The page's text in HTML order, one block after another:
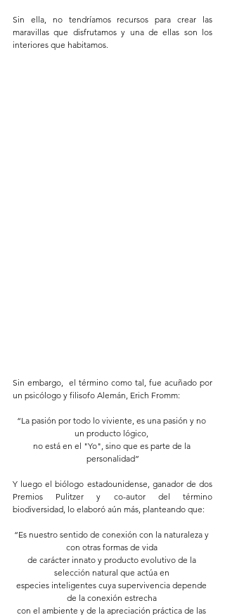
Sin ella, no tendríamos recursos para crear las
maravillas que disfrutamos y una de ellas son los
interiores que habitamos.
Sin embargo,  el término como tal, fue acuñado por
un psicólogo y filisofo Alemán, Erich Fromm:
“La pasión por todo lo viviente, es una pasión y no
un producto lógico,
no está en el "Yo", sino que es parte de la
personalidad”
Y luego el biólogo estadounidense, ganador de dos
Premios Pulitzer y co-autor del término
biodiversidad, lo elaboró aún más, planteando que:
“Es nuestro sentido de conexión con la naturaleza y
con otras formas de vida
de carácter innato y producto evolutivo de la
selección natural que actúa en
especies inteligentes cuya supervivencia depende
de la conexión estrecha
con el ambiente y de la apreciación práctica de las